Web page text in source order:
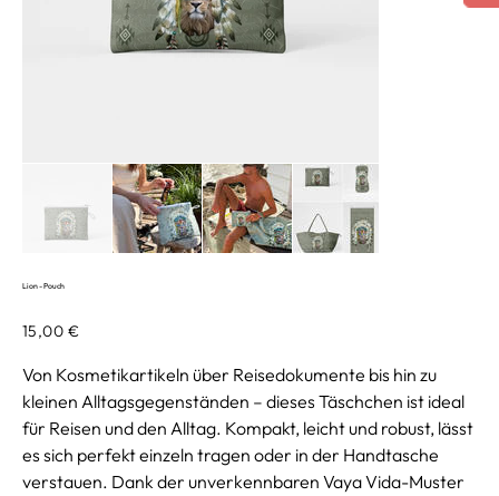
Lion - Pouch
Preis
15,00 €
Von Kosmetikartikeln über Reisedokumente bis hin zu
kleinen Alltagsgegenständen – dieses Täschchen ist ideal
für Reisen und den Alltag. Kompakt, leicht und robust, lässt
es sich perfekt einzeln tragen oder in der Handtasche
verstauen. Dank der unverkennbaren Vaya Vida-Muster